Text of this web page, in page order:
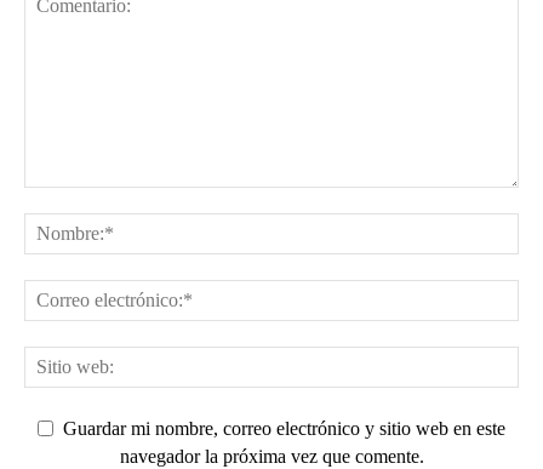
Guardar mi nombre, correo electrónico y sitio web en este
navegador la próxima vez que comente.